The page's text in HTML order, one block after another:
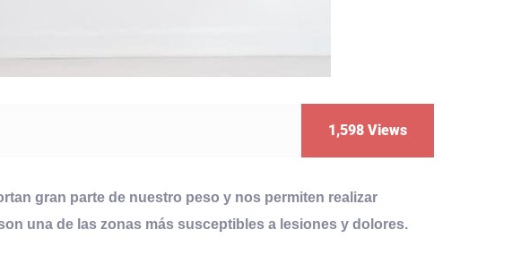
1,598 Views
gran parte de nuestro peso y nos permiten realizar
una de las zonas más susceptibles a lesiones y dolores.